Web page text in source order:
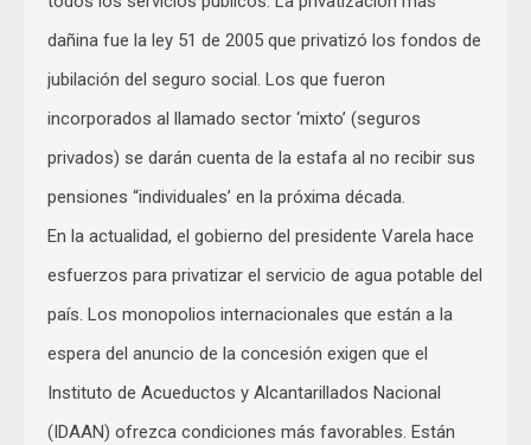
dañina fue la ley 51 de 2005 que privatizó los fondos de
jubilación del seguro social. Los que fueron
incorporados al llamado sector ‘mixto’ (seguros
privados) se darán cuenta de la estafa al no recibir sus
pensiones “individuales’ en la próxima década.
En la actualidad, el gobierno del presidente Varela hace
esfuerzos para privatizar el servicio de agua potable del
país. Los monopolios internacionales que están a la
espera del anuncio de la concesión exigen que el
Instituto de Acueductos y Alcantarillados Nacional
(IDAAN) ofrezca condiciones más favorables. Están